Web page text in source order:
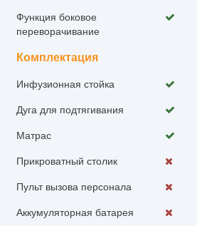
Функция боковое
переворачивание
Комплектация
Инфузионная стойка
Дуга для подтягивания
Матрас
Прикроватный столик
Пульт вызова персонала
Аккумуляторная батарея